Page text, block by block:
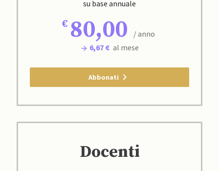
su base annuale
80,00
/ anno
6,67 € al mese
Abbonati
Docenti